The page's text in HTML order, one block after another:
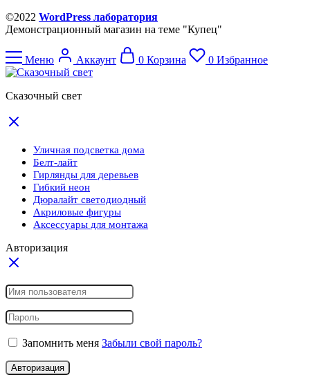
©2022 WordPress лаборатория
Демонстрационный магазин на теме "Купец"
Меню Аккаунт 0 Корзина 0 Избранное
Сказочный свет
Уличная подсветка дома
Белт-лайт
Гирлянды для деревьев
Гибкий неон
Дюралайт светодиодный
Акриловые фигуры
Аксессуары для монтажа
Авторизация
Запомнить меня Забыли свой пароль?
Авторизация